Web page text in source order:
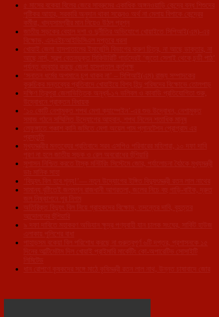
৫ মাসের বকেয়া বিলের জেরে সাব্রুমের একাধিক অঙ্গনওয়াড়ি কেন্দ্রে বন্ধ শিশুদের
পুষ্টিকর আহার, সরকারি অনুদান থাকা সত্ত্বেও অর্থ না মেলায় বিপাকে কেন্দ্রের
কর্মীরা, খাদ্যসামগ্রীর মান নিয়েও উঠল প্রশ্ন
জাতীয় সড়কের বেহাল দশা ও দুর্নীতির অভিযোগে খোয়াইতে সিপিআই(এম)-এর
বিক্ষোভ, এনএইচআইডিসিএল দপ্তরে ধরনা
খোয়াই জেলা হাসপাতালের ইমার্জেন্সি বিভাগের করুণ চিত্র, না আছে ডাক্তার, না
আছে নার্স, স্বল্প বেতনভূক্ত সিকিউরিটি গার্ডদেরই ‘জুতো সেলাই থেকে চন্ডী পাঠ’
পর্যন্ত ব্যবহার করছে জেলা হাসপাতাল কর্তৃপক্ষ
‘সনাতন ধর্মের অপমানে চুপ থাকব না’ – সিপিআই(এম) রাজ্য সম্পাদকের
কুরুচিকর মন্তব্যের প্রতিবাদে খোয়াইয়ে বিশ্ব হিন্দু পরিষদের বিক্ষোভে তোলপাড়
দক্ষিণ ত্রিপুরা জেলাভিত্তিক অনূর্ধ্ব-১৭ ভলিবল ও কাবাডি প্রতিযোগিতা শুরু,
উদ্বোধনে প্রাক্তন বিধায়ক
‘১০ কোটি নেশামুক্ত শপথ মেগা ক্যাম্পেইন’-এর শুভ উদ্বোধন, নেশামুক্ত
সমাজ গঠনে সম্মিলিত উদ্যোগের আহ্বান, শপথ নিলেন শতাধিক মানুষ
লেফুঙ্গাতে পঞ্চাশ কানি জমিতে মেগা অয়েল পাম প্লানটেশন প্রোগ্রাম এর
প্রস্তুতি
মুখ্যমন্ত্রীর মন্তব্যের প্রতিবাদে সরব এসপিও পরিবারের মহিলারা, ১০ দফা দাবি
পূরণ না হলে জাতীয় সড়ক ও রেল অবরোধের হুঁশিয়ারি
সুশাসন নিশ্চিত করতে টাস্ক মনিটরিং সিস্টেমে জোর, পর্যালোচনা বৈঠকে মুখ্যমন্ত্রী
ডাঃ মানিক সাহা
‘বিদ্যুৎ বিল হবে শূন্য!’— নতুন উদ্যোগের ইঙ্গিত বিদ্যুৎমন্ত্রী রতন লাল নাথের
সামান্য বৃষ্টিতেই জলমগ্ন রাজধানী আগরতলা, জলের নিচে বহু গাড়ি-বাইক, দ্রুত
জল নিষ্কাশনে পুর নিগম
অতিরিক্ত বিদ্যুৎ বিল নিয়ে গ্রাহকদের বিক্ষোভ, তদন্তের দাবি, বৃহত্তর
আন্দোলনের হুঁশিয়ারি
৯ দফা দাবিতে মহাকরণ অভিযান ক্ষুদ্র পণ্যবাহী যান চালক সংঘের, সার্কিট হাউজ
এলাকায় পুলিশের বাধা
পাহাড়সম বকেয়া বিল পরিশোধ করছে না গুরুত্বপূর্ণ ৬টি দপ্তর, প্রশাসনকে ১৫
দিনের আল্টিমেটাম দিল খোয়াই প্রাইমারি মার্কেটিং কো-অপারেটিভ সোসাইটি
লিমিটেড
ধান রোপণে কৃষকদের সঙ্গে মাঠে কৃষিমন্ত্রী রতন লাল নাথ, উন্নত চাষাবাদে জোর